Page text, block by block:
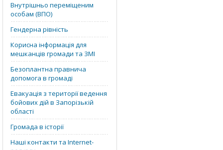
Внутрішньо переміщеним
особам (ВПО)
Гендерна рівність
Корисна інформація для
мешканців громади та ЗМІ
Безоплантна правнича
допомога в громаді
Евакуація з території ведення
бойових дій в Запорізькій
області
Громада в історії
Наші контакти та Internet-